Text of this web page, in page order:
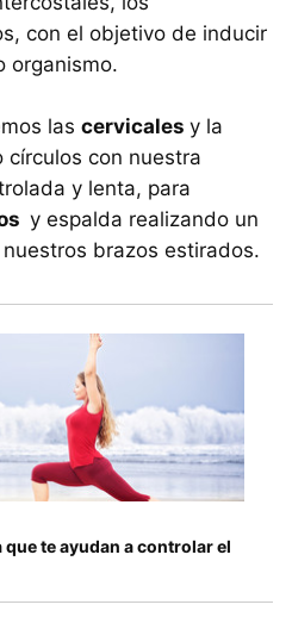
con el objetivo de inducir
organismo.
las cervicales y la
círculos con nuestra
y lenta, para
y espalda realizando un
brazos estirados.
que te ayudan a controlar el